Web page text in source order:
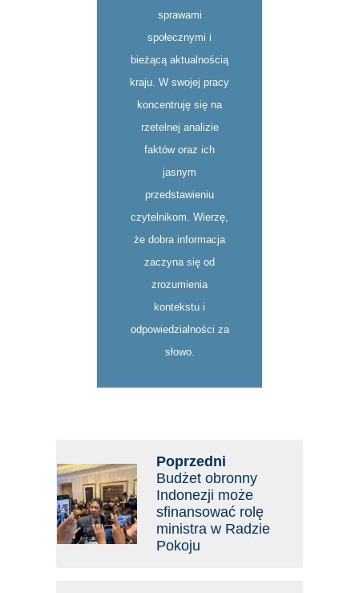
sprawami
społecznymi i
bieżącą aktualnością
kraju. W swojej pracy
koncentruję się na
rzetelnej analizie
faktów oraz ich
jasnym
przedstawieniu
czytelnikom. Wierzę,
że dobra informacja
zaczyna się od
zrozumienia
kontekstu i
odpowiedzialności za
słowo.
Poprzedni
Budżet obronny
Indonezji może
sfinansować rolę
ministra w Radzie
Pokoju